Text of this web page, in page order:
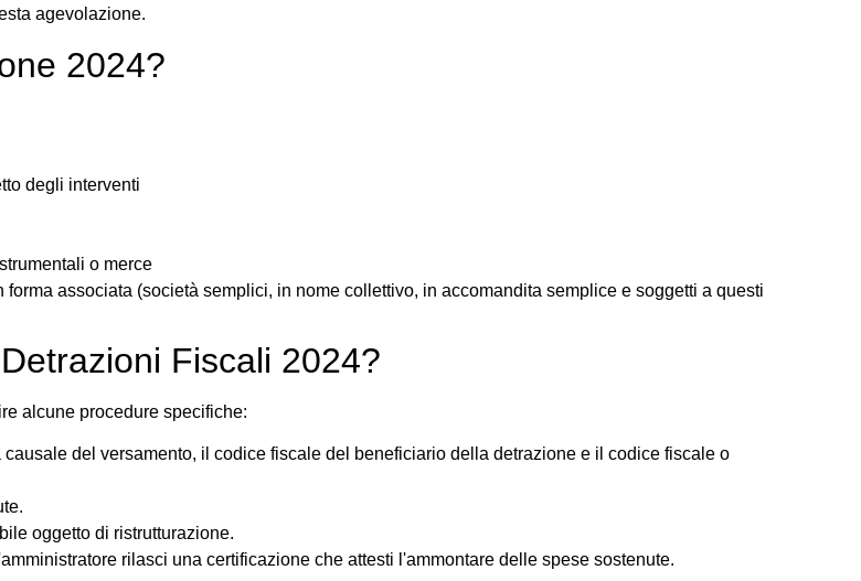
agevolazione.
2024?
degli interventi
o merce
associata (società semplici, in nome collettivo, in accomandita semplice e soggetti a questi
Fiscali 2024?
alcune procedure specifiche:
del versamento, il codice fiscale del beneficiario della detrazione e il codice fiscale o
oggetto di ristrutturazione.
rilasci una certificazione che attesti l'ammontare delle spese sostenute.